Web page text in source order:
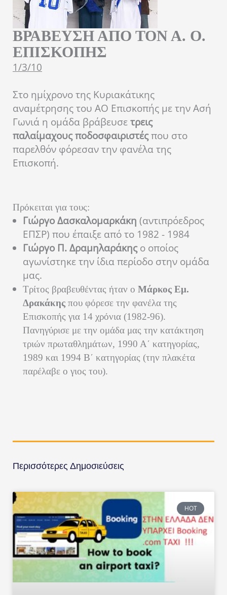
ΒΡΑΒΕΥΣΗ ΑΠΟ ΤΟΝ Α. Ο.
ΕΠΙΣΚΟΠΗΣ
1/3/10
Στο ημίχρονο της Κυριακάτικης
αναμέτρησης του ΑΟ Επισκοπής με την Ασή
Γωνιά η ομάδα βράβευσετρεις
παλαίμαχους ποδοσφαιριστέςπου στο
παρελθόν φόρεσαν την φανέλα της
Επισκοπή.
Πρόκειται για τους:
Γιώργο Δασκαλομαρκάκη (αντιπρόεδρος
ΕΠΣΡ) που έπαιξε από το 1982 - 1984
Γιώργο Π. Δραμηλαράκηςο οποίος
αγωνίστηκε την ίδια περίοδο στην ομάδα
μας.
Τρίτος βραβευθέντας ήταν ο Μάρκος Εμ.
Δρακάκης που φόρεσε την φανέλα της
Επισκοπής για 14 χρόνια (1982-96).
Πανηγύρισε με την ομάδα μας την κατάκτηση
τριών πρωταθλημάτων, 1990 Α΄ κατηγορίας,
1989 και 1994 Β΄ κατηγορίας (την πλακέτα
παρέλαβε ο γιος του).
Περισσότερες Δημοσιεύσεις
HOT